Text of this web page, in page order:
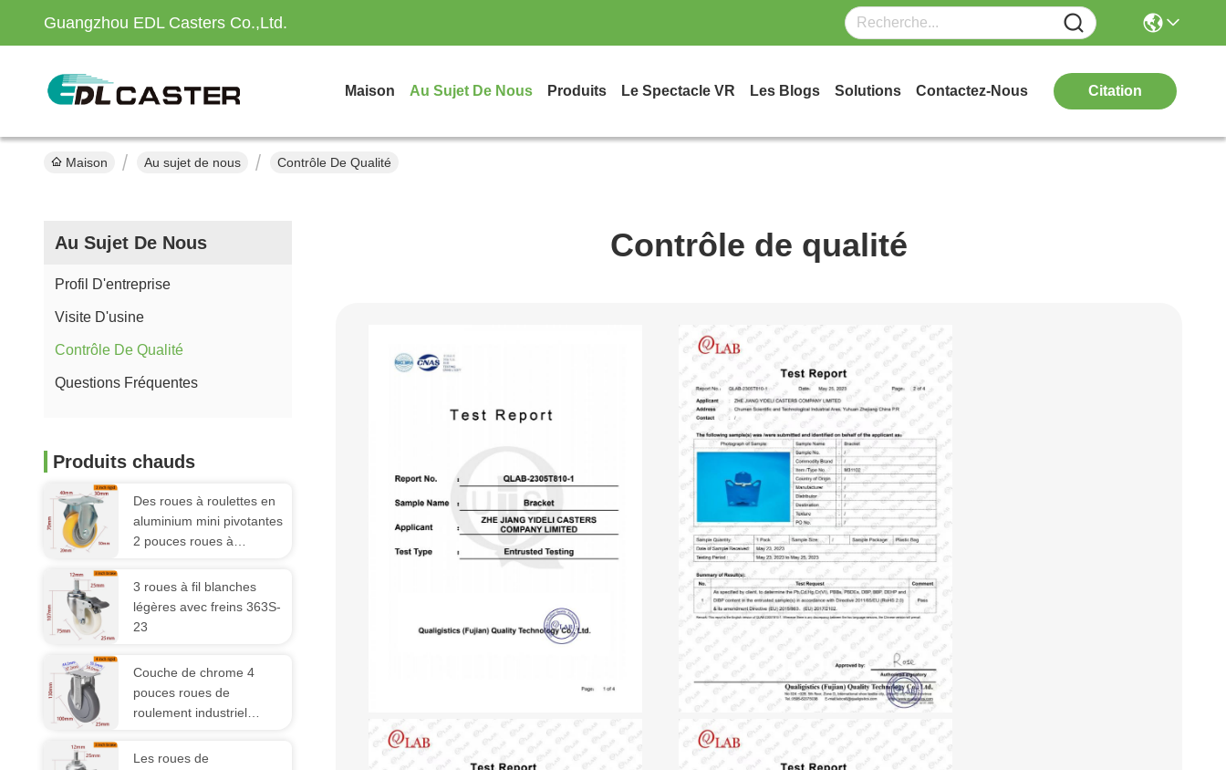
Guangzhou EDL Casters Co.,Ltd.
Maison Au Sujet De Nous Produits Le Spectacle VR Les Blogs Solutions Contactez-Nous Citation
Maison Au sujet de nous Contrôle De Qualité
Au Sujet De Nous
Profil D'entreprise
Visite D'usine
Contrôle De Qualité
Questions Fréquentes
Produits chauds
Des roues à roulettes en
aluminium mini pivotantes
2 pouces roues à
3 roues à fil blanches
légères avec freins 363S-
23
Couche de chrome 4
pouces roues de
roulement industriel
Les roues de
Contrôle de qualité